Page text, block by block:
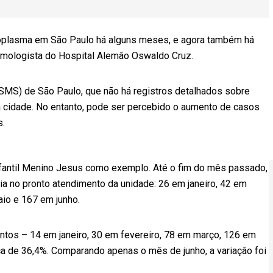
em São Paulo há alguns meses, e agora também há
do Hospital Alemão Oswaldo Cruz.
de São Paulo, que não há registros detalhados sobre
No entanto, pode ser percebido o aumento de casos
Menino Jesus como exemplo. Até o fim do mês passado,
no pronto atendimento da unidade: 26 em janeiro, 42 em
e 167 em junho.
– 14 em janeiro, 30 em fevereiro, 78 em março, 126 em
36,4%. Comparando apenas o mês de junho, a variação foi